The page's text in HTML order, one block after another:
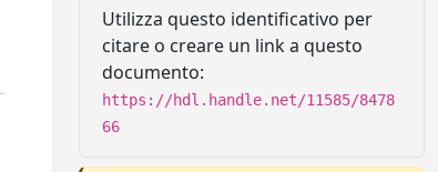
Utilizza questo identificativo per
citare o creare un link a questo
documento:
https://hdl.handle.net/11585/8478
66